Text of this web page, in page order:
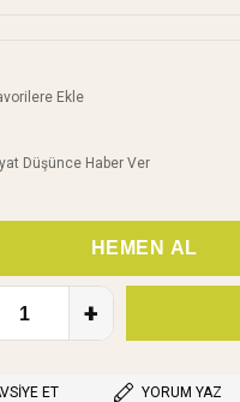
Ekle
Düşünce Haber Ver
ET YORUM YAZ